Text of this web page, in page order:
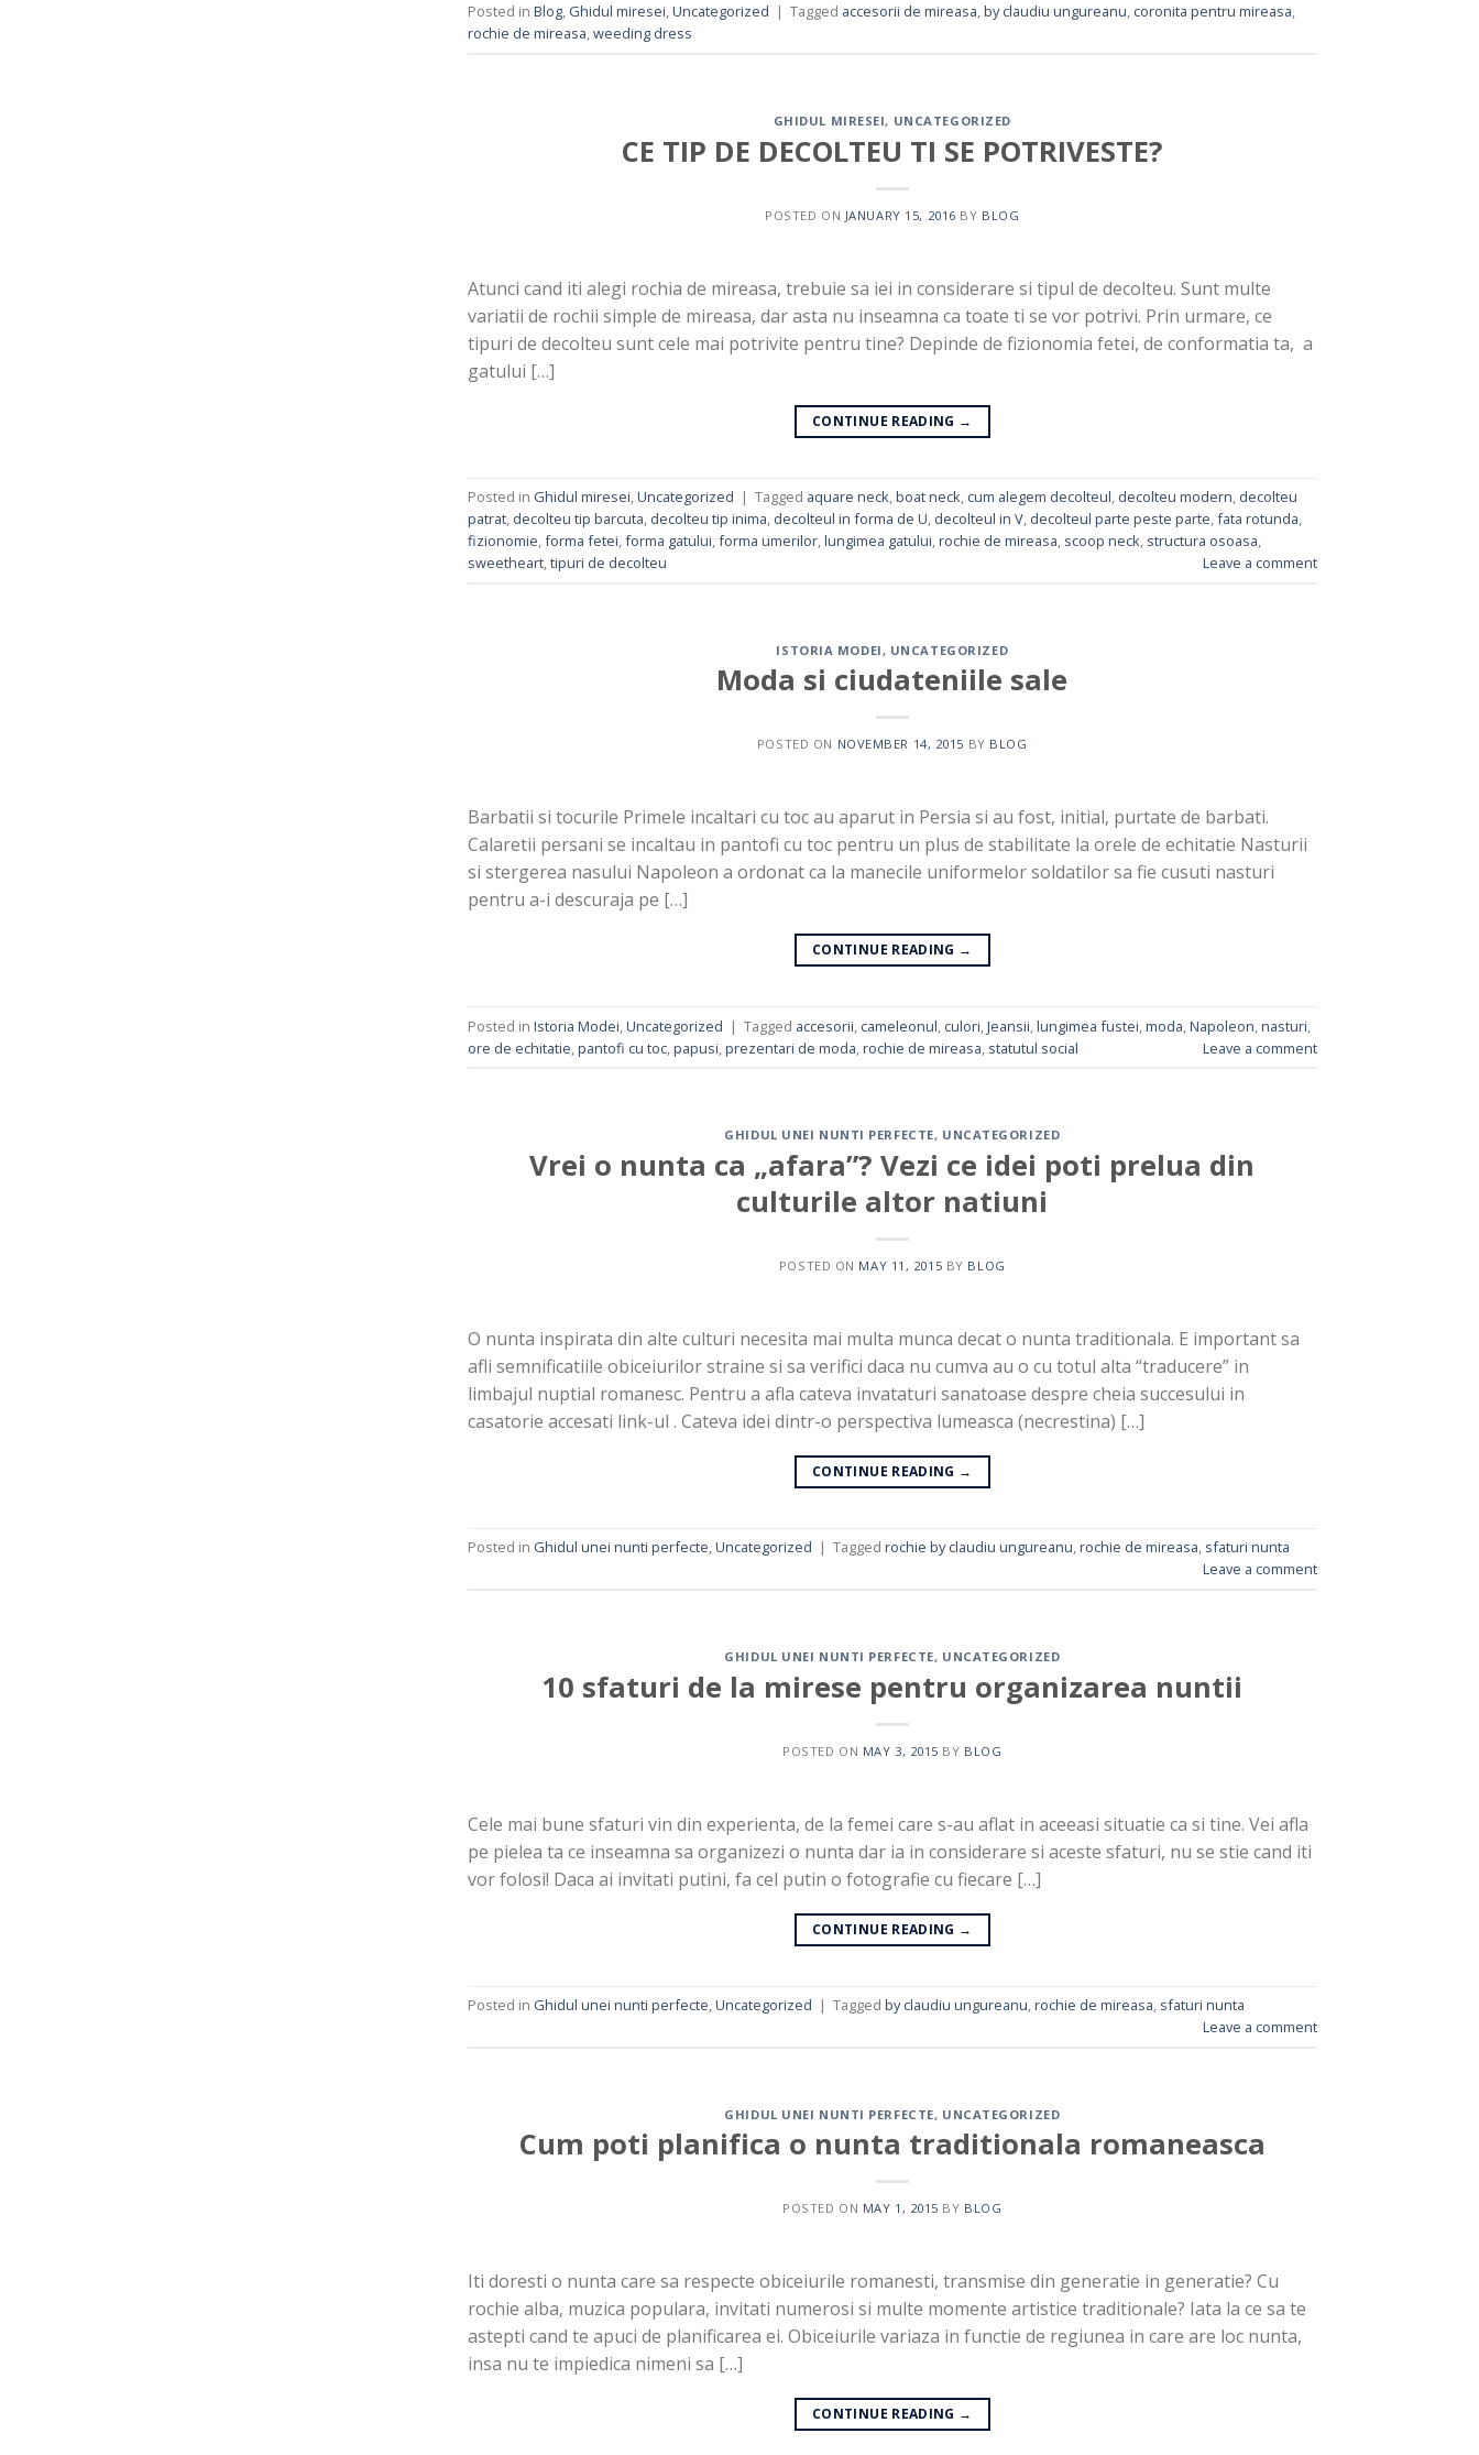
Posted in Blog, Ghidul miresei,Uncategorized | Tagged accesorii de mireasa,by claudiu ungureanu, coronita pentru mireasa,
rochie de mireasa,weeding dress
GHIDUL MIRESEI, UNCATEGORIZED
CE TIP DE DECOLTEU TI SE POTRIVESTE?
POSTED ON JANUARY 15, 2016 BY BLOG
Atunci cand iti alegi rochia de mireasa, trebuie sa iei in considerare si tipul de decolteu. Sunt multe
variatii de rochii simple de mireasa, dar asta nu inseamna ca toate ti se vor potrivi. Prin urmare, ce
tipuri de decolteu sunt cele mai potrivite pentru tine? Depinde de fizionomia fetei, de conformatia ta, a
gatului […]
CONTINUE READING →
Posted in Ghidul miresei,Uncategorized | Tagged aquare neck,boat neck, cum alegem decolteul, decolteu modern, decolteu
patrat, decolteu tip barcuta, decolteu tip inima, decolteul in forma de U, decolteul in V, decolteul parte peste parte,fata rotunda,
fizionomie,forma fetei,forma gatului,forma umerilor,lungimea gatului,rochie de mireasa, scoop neck, structura osoasa,
sweetheart,tipuri de decolteu Leave a comment
ISTORIA MODEI , UNCATEGORIZED
Moda si ciudateniile sale
POSTED ON NOVEMBER 14, 2015 BY BLOG
Barbatii si tocurile Primele incaltari cu toc au aparut in Persia si au fost, initial, purtate de barbati.
Calaretii persani se incaltau in pantofi cu toc pentru un plus de stabilitate la orele de echitatie Nasturii
si stergerea nasului Napoleon a ordonat ca la manecile uniformelor soldatilor sa fie cusuti nasturi
pentru a-i descuraja pe […]
CONTINUE READING →
Posted in Istoria Modei,Uncategorized | Tagged accesorii, cameleonul, culori,Jeansii,lungimea fustei,moda,Napoleon,nasturi,
ore de echitatie,pantofi cu toc,papusi,prezentari de moda,rochie de mireasa, statutul social Leave a comment
GHIDUL UNEI NUNTI PERFECTE, UNCATEGORIZED
Vrei o nunta ca „afara”? Vezi ce idei poti prelua din
culturile altor natiuni
POSTED ON MAY 11, 2015 BY BLOG
O nunta inspirata din alte culturi necesita mai multa munca decat o nunta traditionala. E important sa
afli semnificatiile obiceiurilor straine si sa verifici daca nu cumva au o cu totul alta “traducere” in
limbajul nuptial romanesc. Pentru a afla cateva invataturi sanatoase despre cheia succesului in
casatorie accesati link-ul . Cateva idei dintr-o perspectiva lumeasca (necrestina) […]
CONTINUE READING →
Posted in Ghidul unei nunti perfecte,Uncategorized | Tagged rochie by claudiu ungureanu,rochie de mireasa, sfaturi nunta
Leave a comment
GHIDUL UNEI NUNTI PERFECTE, UNCATEGORIZED
10 sfaturi de la mirese pentru organizarea nuntii
POSTED ON MAY 3, 2015 BY BLOG
Cele mai bune sfaturi vin din experienta, de la femei care s-au aflat in aceeasi situatie ca si tine. Vei afla
pe pielea ta ce inseamna sa organizezi o nunta dar ia in considerare si aceste sfaturi, nu se stie cand iti
vor folosi! Daca ai invitati putini, fa cel putin o fotografie cu fiecare […]
CONTINUE READING →
Posted in Ghidul unei nunti perfecte,Uncategorized | Tagged by claudiu ungureanu,rochie de mireasa, sfaturi nunta
Leave a comment
GHIDUL UNEI NUNTI PERFECTE, UNCATEGORIZED
Cum poti planifica o nunta traditionala romaneasca
POSTED ON MAY 1, 2015 BY BLOG
Iti doresti o nunta care sa respecte obiceiurile romanesti, transmise din generatie in generatie? Cu
rochie alba, muzica populara, invitati numerosi si multe momente artistice traditionale? Iata la ce sa te
astepti cand te apuci de planificarea ei. Obiceiurile variaza in functie de regiunea in care are loc nunta,
insa nu te impiedica nimeni sa […]
CONTINUE READING →